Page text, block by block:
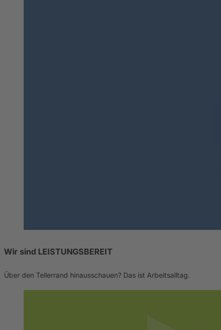
Wir sind LEISTUNGSBEREIT
Über den Tellerrand hinausschauen? Das ist Arbeitsalltag.